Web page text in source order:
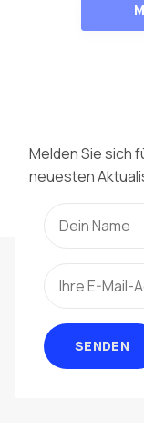
Melden Sie sich
neuesten
SENDEN